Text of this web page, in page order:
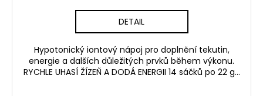
DETAIL
Hypotonický iontový nápoj pro doplnění tekutin,
energie a dalších důležitých prvků během výkonu.
RYCHLE UHASÍ ŽÍZEŇ A DODÁ ENERGII 14 sáčků po 22 g...